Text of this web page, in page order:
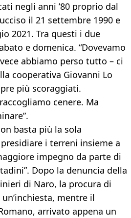
negli anni ’80 proprio dal
il 21 settembre 1990 e
2021. Tra questi i due
e domenica. “Dovevamo
abbiamo perso tutto – ci
cooperativa Giovanni Lo
più scoraggiati.
cenere. Ma
basta più la sola
i terreni insieme a
impegno da parte di
Dopo la denuncia della
di Naro, la procura di
mentre il
arrivato appena un